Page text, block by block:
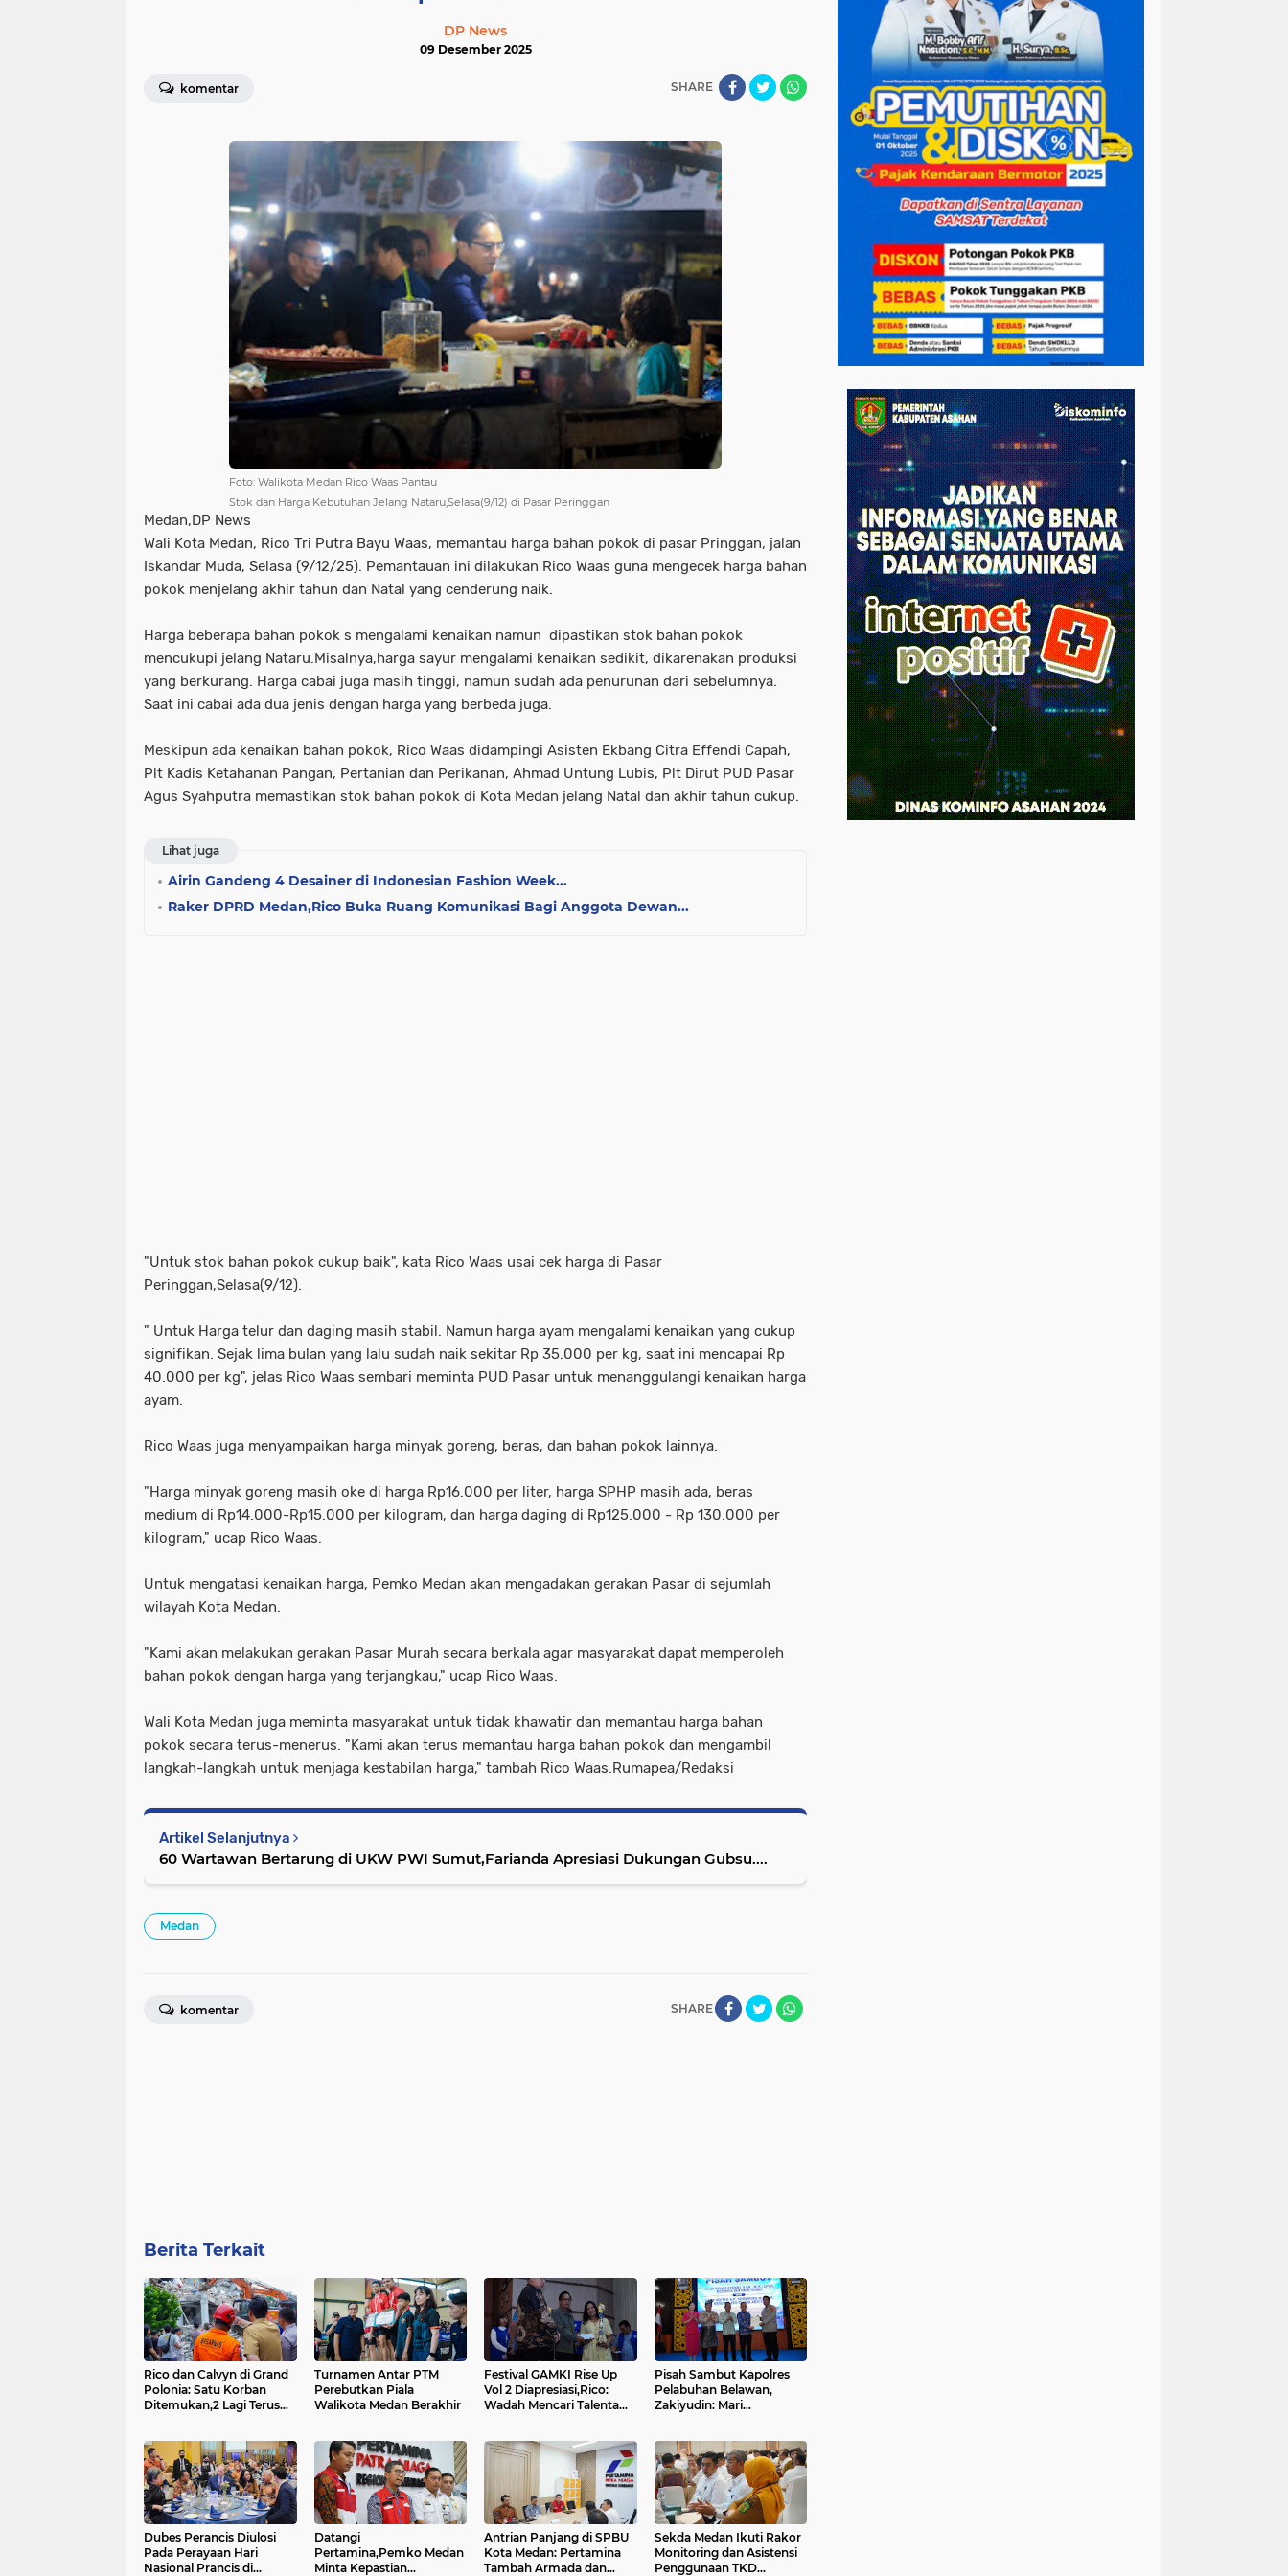
DP News
09 Desember 2025
komentar SHARE
Foto: Walikota Medan Rico Waas Pantau
Stok dan Harga Kebutuhan Jelang Nataru,Selasa(9/12) di Pasar Peringgan
Medan,DP News
Wali Kota Medan, Rico Tri Putra Bayu Waas, memantau harga bahan pokok di pasar Pringgan, jalan
Iskandar Muda, Selasa (9/12/25). Pemantauan ini dilakukan Rico Waas guna mengecek harga bahan
pokok menjelang akhir tahun dan Natal yang cenderung naik.
Harga beberapa bahan pokok s mengalami kenaikan namun dipastikan stok bahan pokok
mencukupi jelang Nataru.Misalnya,harga sayur mengalami kenaikan sedikit, dikarenakan produksi
yang berkurang. Harga cabai juga masih tinggi, namun sudah ada penurunan dari sebelumnya.
Saat ini cabai ada dua jenis dengan harga yang berbeda juga.
Meskipun ada kenaikan bahan pokok, Rico Waas didampingi Asisten Ekbang Citra Effendi Capah,
Plt Kadis Ketahanan Pangan, Pertanian dan Perikanan, Ahmad Untung Lubis, Plt Dirut PUD Pasar
Agus Syahputra memastikan stok bahan pokok di Kota Medan jelang Natal dan akhir tahun cukup.
Lihat juga
Airin Gandeng 4 Desainer di Indonesian Fashion Week...
Raker DPRD Medan,Rico Buka Ruang Komunikasi Bagi Anggota Dewan...
"Untuk stok bahan pokok cukup baik", kata Rico Waas usai cek harga di Pasar
Peringgan,Selasa(9/12).
" Untuk Harga telur dan daging masih stabil. Namun harga ayam mengalami kenaikan yang cukup
signifikan. Sejak lima bulan yang lalu sudah naik sekitar Rp 35.000 per kg, saat ini mencapai Rp
40.000 per kg", jelas Rico Waas sembari meminta PUD Pasar untuk menanggulangi kenaikan harga
ayam.
Rico Waas juga menyampaikan harga minyak goreng, beras, dan bahan pokok lainnya.
"Harga minyak goreng masih oke di harga Rp16.000 per liter, harga SPHP masih ada, beras
medium di Rp14.000-Rp15.000 per kilogram, dan harga daging di Rp125.000 - Rp 130.000 per
kilogram," ucap Rico Waas.
Untuk mengatasi kenaikan harga, Pemko Medan akan mengadakan gerakan Pasar di sejumlah
wilayah Kota Medan.
"Kami akan melakukan gerakan Pasar Murah secara berkala agar masyarakat dapat memperoleh
bahan pokok dengan harga yang terjangkau," ucap Rico Waas.
Wali Kota Medan juga meminta masyarakat untuk tidak khawatir dan memantau harga bahan
pokok secara terus-menerus. "Kami akan terus memantau harga bahan pokok dan mengambil
langkah-langkah untuk menjaga kestabilan harga," tambah Rico Waas.Rumapea/Redaksi
Artikel Selanjutnya
60 Wartawan Bertarung di UKW PWI Sumut,Farianda Apresiasi Dukungan Gubsu....
Medan
SHARE
komentar
Berita Terkait
Rico dan Calvyn di Grand
Polonia: Satu Korban
Ditemukan,2 Lagi Terus
Turnamen Antar PTM
Perebutkan Piala
Walikota Medan Berakhir
Festival GAMKI Rise Up
Vol 2 Diapresiasi,Rico:
Wadah Mencari Talenta
Pisah Sambut Kapolres
Pelabuhan Belawan,
Zakiyudin: Mari
Dubes Perancis Diulosi
Pada Perayaan Hari
Nasional Prancis di
Datangi
Pertamina,Pemko Medan
Minta Kepastian
Antrian Panjang di SPBU
Kota Medan: Pertamina
Tambah Armada dan
Sekda Medan Ikuti Rakor
Monitoring dan Asistensi
Penggunaan TKD